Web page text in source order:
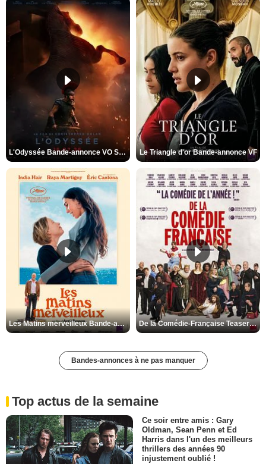
L'Odyssée Bande-annonce VO STFR Le Triangle d'or Bande-annonce VF
Les Matins merveilleux Bande-annonce VF De la Comédie-Française Teaser VF
Bandes-annonces à ne pas manquer
Top actus de la semaine
Ce soir entre amis : Gary
Oldman, Sean Penn et Ed
Harris dans l'un des meilleurs
thrillers des années 90
injustement oublié !